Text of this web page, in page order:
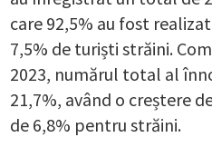
care 92,5% au fost
7,5% de turiști străini.
2023, numărul total al
21,7%, având o creștere
de 6,8% pentru străini.